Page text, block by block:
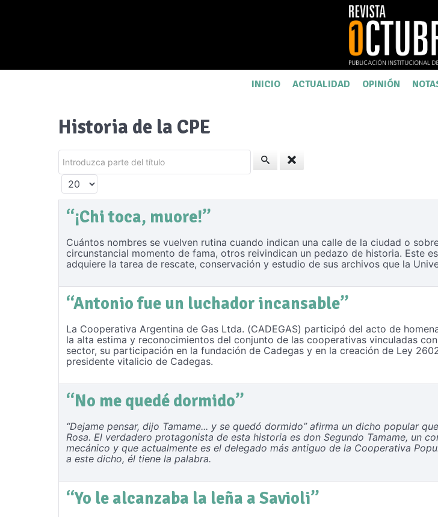
INICIO ACTUALIDAD OPINIÓN
Historia de la CPE
parte del título
Cantidad a mostrar
“¡Chi toca, muore!”
Cuántos nombres se vuelven rutina cuando indican una calle de la ciudad o
circunstancial momento de fama, otros reivindican un pedazo de historia. Este
adquiere la tarea de rescate, conservación y estudio de sus archivos que la
“Antonio fue un luchador incansable”
La Cooperativa Argentina de Gas Ltda. (CADEGAS) participó del acto de
la alta estima y reconocimientos del conjunto de las cooperativas vinculadas
sector, su participación en la fundación de Cadegas y en la creación de Ley
presidente vitalicio de Cadegas.
“No me quedé dormido”
“Dejame pensar, dijo Tamame... y se quedó dormido” afirma un dicho popular
Rosa. El verdadero protagonista de esta historia es don Segundo Tamame, un
mecánico y que actualmente es el delegado más antiguo de la Cooperativa
a este dicho, él tiene la palabra.
“Yo le alcanzaba la leña a Savioli”